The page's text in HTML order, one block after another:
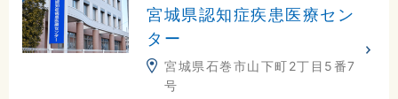
宮城県認知症疾患医療セン
ター
宮城県石巻市山下町2丁目5番7
号